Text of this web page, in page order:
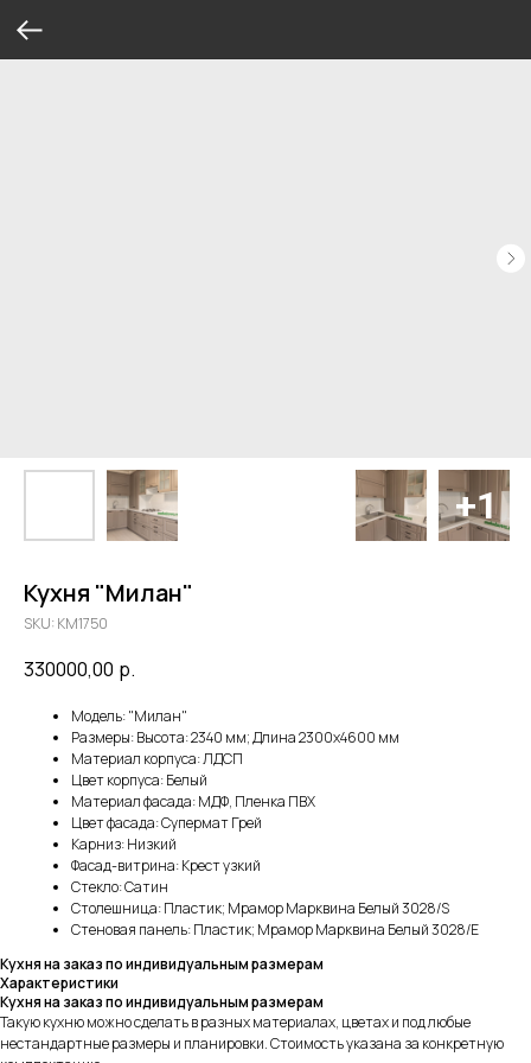
Кухня "Милан"
SKU: KM1750
330000,00 р.
Модель: "Милан"
Размеры: Высота: 2340 мм; Длина 2300х4600 мм
Материал корпуса: ЛДСП
Цвет корпуса: Белый
Материал фасада: МДФ, Пленка ПВХ
Цвет фасада: Супермат Грей
Карниз: Низкий
Фасад-витрина: Крест узкий
Стекло: Сатин
Столешница: Пластик; Мрамор Марквина Белый 3028/S
Стеновая панель: Пластик; Мрамор Марквина Белый 3028/Е
Кухня на заказ по индивидуальным размерам
Характеристики
Кухня на заказ по индивидуальным размерам
Такую кухню можно сделать в разных материалах, цветах и под любые
нестандартные размеры и планировки. Стоимость указана за конкретную